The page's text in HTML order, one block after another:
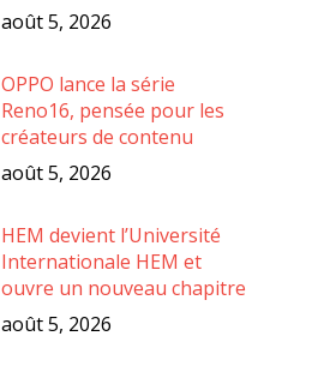
août 5, 2026
OPPO lance la série
Reno16, pensée pour les
créateurs de contenu
août 5, 2026
HEM devient l’Université
Internationale HEM et
ouvre un nouveau chapitre
août 5, 2026